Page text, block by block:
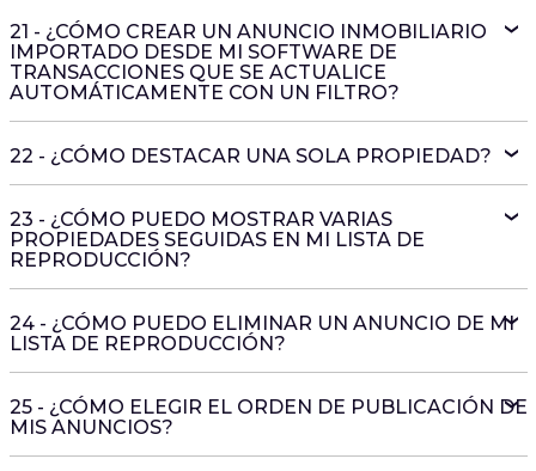
21 - ¿CÓMO CREAR UN ANUNCIO INMOBILIARIO
IMPORTADO DESDE MI SOFTWARE DE
TRANSACCIONES QUE SE ACTUALICE
AUTOMÁTICAMENTE CON UN FILTRO?
22 - ¿CÓMO DESTACAR UNA SOLA PROPIEDAD?
23 - ¿CÓMO PUEDO MOSTRAR VARIAS
PROPIEDADES SEGUIDAS EN MI LISTA DE
REPRODUCCIÓN?
24 - ¿CÓMO PUEDO ELIMINAR UN ANUNCIO DE MI
LISTA DE REPRODUCCIÓN?
25 - ¿CÓMO ELEGIR EL ORDEN DE PUBLICACIÓN DE
MIS ANUNCIOS?